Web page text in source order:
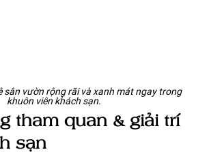
sân vườn rộng rãi và xanh mát ngay trong
khuôn viên khách sạn.
tham quan & giải trí
sạn